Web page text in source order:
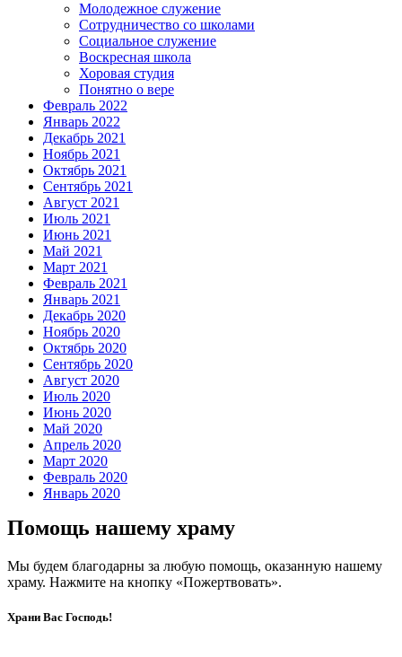
Молодежное служение
Сотрудничество со школами
Социальное служение
Воскресная школа
Хоровая студия
Понятно о вере
Февраль 2022
Январь 2022
Декабрь 2021
Ноябрь 2021
Октябрь 2021
Сентябрь 2021
Август 2021
Июль 2021
Июнь 2021
Май 2021
Март 2021
Февраль 2021
Январь 2021
Декабрь 2020
Ноябрь 2020
Октябрь 2020
Сентябрь 2020
Август 2020
Июль 2020
Июнь 2020
Май 2020
Апрель 2020
Март 2020
Февраль 2020
Январь 2020
Помощь нашему храму
Мы будем благодарны за любую помощь, оказанную нашему
храму. Нажмите на кнопку «Пожертвовать».
Храни Вас Господь!